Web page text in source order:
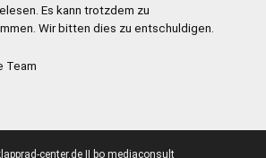
Es kann trotzdem zu
Wir bitten dies zu entschuldigen.
Team
center.de II bo mediaconsult